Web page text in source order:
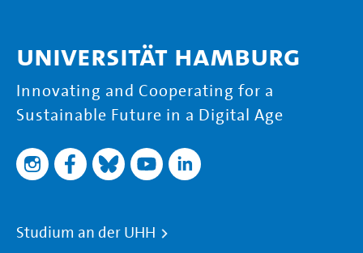
Universität Hamburg
Innovating and Cooperating for a
Sustainable Future in a Digital Age
Studium an der UHH